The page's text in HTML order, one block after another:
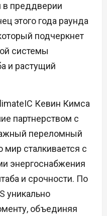
в преддверии
этого года раунда
подчеркнет
системы
и растущий
Кевин Кимса
партнерством с
переломный
мир сталкивается с
энергоснабжения
и срочности. По
уникально
объединяя